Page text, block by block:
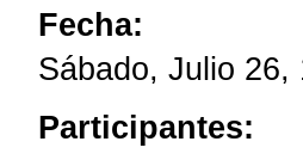
Fecha:
Sábado, Julio 26,
Participantes: